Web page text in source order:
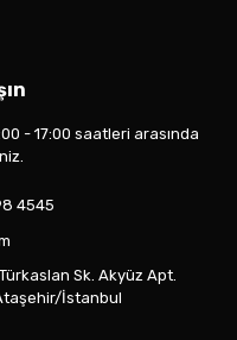
- 17:00 saatleri arasında
4545
Sk. Akyüz Apt.
İstanbul